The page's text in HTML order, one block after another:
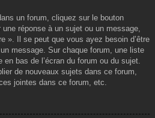
un forum, cliquez sur le bouton
réponse à un sujet ou un message,
». Il se peut que vous ayez besoin d’être
message. Sur chaque forum, une liste
bas de l’écran du forum ou du sujet.
de nouveaux sujets dans ce forum,
jointes dans ce forum, etc.